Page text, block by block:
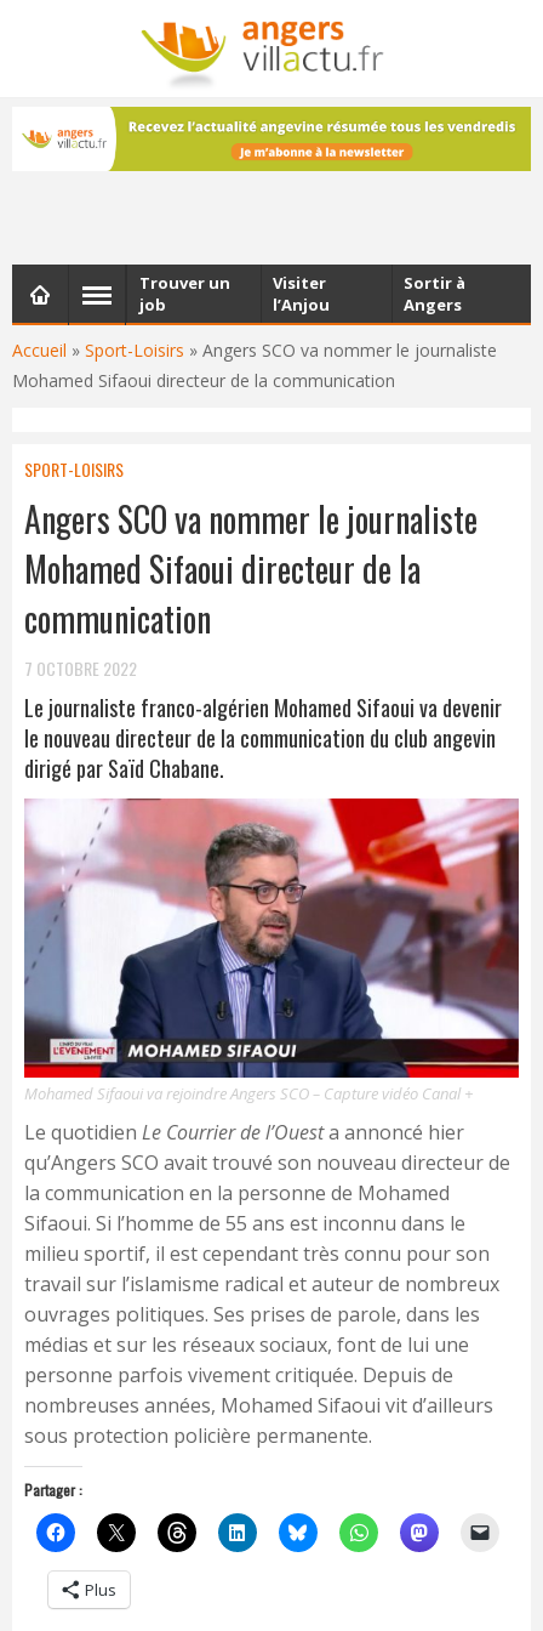
NEWSLETTER
Les dernières actualités d'Angers, chaque vendredi dans
votre boîte e-mail
Accueil » Sport-Loisirs » Angers SCO va nommer le journaliste
Mohamed Sifaoui directeur de la communication
Trouver un
job
Visiter
l’Anjou
Sortir à
Angers
SPORT-LOISIRS
Angers SCO va nommer le journaliste
Mohamed Sifaoui directeur de la
communication
7 OCTOBRE 2022
Le journaliste franco-algérien Mohamed Sifaoui va devenir
le nouveau directeur de la communication du club angevin
dirigé par Saïd Chabane.
Mohamed Sifaoui va rejoindre Angers SCO – Capture vidéo Canal +
Le quotidien Le Courrier de l’Ouesta annoncé hier
qu’Angers SCO avait trouvé son nouveau directeur de
la communication en la personne de Mohamed
Sifaoui. Si l’homme de 55 ans est inconnu dans le
milieu sportif, il est cependant très connu pour son
travail sur l’islamisme radical et auteur de nombreux
ouvrages politiques. Ses prises de parole, dans les
médias et sur les réseaux sociaux, font de lui une
personne parfois vivement critiquée. Depuis de
nombreuses années, Mohamed Sifaoui vit d’ailleurs
sous protection policière permanente.
Partager :
Plus